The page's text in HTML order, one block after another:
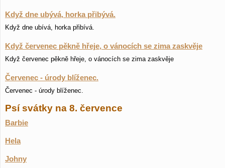
Když dne ubývá, horka přibývá.
Když dne ubívá, horka přibívá.
Když červenec pěkně hřeje, o vánocích se zima zaskvěje
Když červenec pěkně hřeje, o vánocích se zima zaskvěje
Červenec - úrody blíženec.
Červenec - úrody blíženec.
Psí svátky na 8. července
Barbie
Hela
Johny